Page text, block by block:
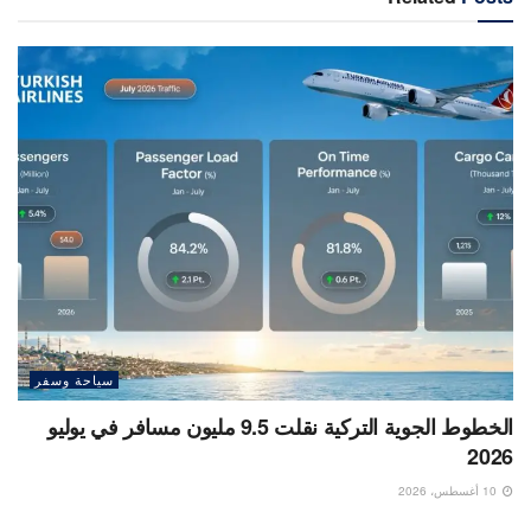
سياحة وسفر
الخطوط الجوية التركية نقلت 9.5 مليون مسافر في يوليو
2026